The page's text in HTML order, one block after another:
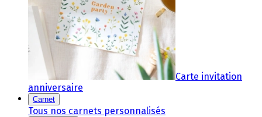
Carte invitation
anniversaire
Carnet
Tous nos carnets personnalisés